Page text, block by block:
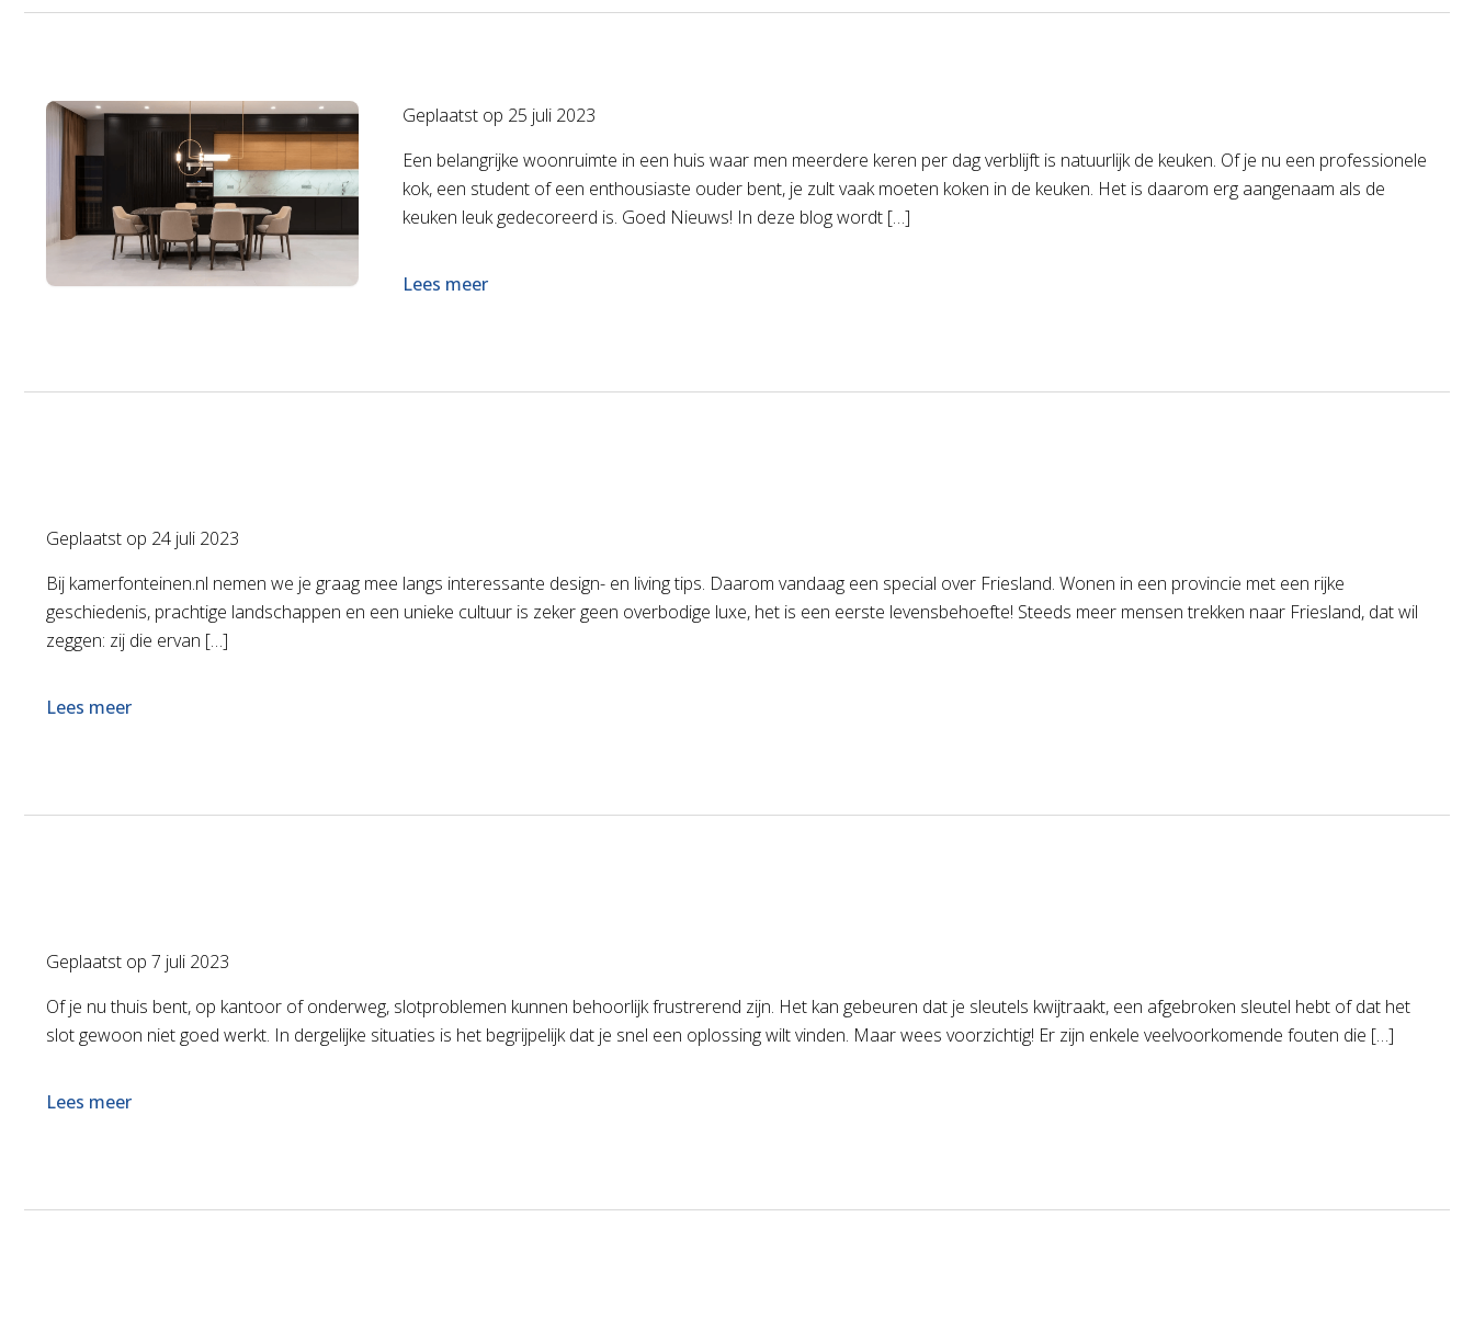
Geplaatst op 25 juli 2023
Een belangrijke woonruimte in een huis waar men meerdere keren per dag verblijft is natuurlijk de keuken. Of je nu een professionele
kok, een student of een enthousiaste ouder bent, je zult vaak moeten koken in de keuken. Het is daarom erg aangenaam als de
keuken leuk gedecoreerd is. Goed Nieuws! In deze blog wordt […]
Lees meer
Geplaatst op 24 juli 2023
Bij kamerfonteinen.nl nemen we je graag mee langs interessante design- en living tips. Daarom vandaag een special over Friesland. Wonen in een provincie met een rijke
geschiedenis, prachtige landschappen en een unieke cultuur is zeker geen overbodige luxe, het is een eerste levensbehoefte! Steeds meer mensen trekken naar Friesland, dat wil
zeggen: zij die ervan […]
Lees meer
Geplaatst op 7 juli 2023
Of je nu thuis bent, op kantoor of onderweg, slotproblemen kunnen behoorlijk frustrerend zijn. Het kan gebeuren dat je sleutels kwijtraakt, een afgebroken sleutel hebt of dat het
slot gewoon niet goed werkt. In dergelijke situaties is het begrijpelijk dat je snel een oplossing wilt vinden. Maar wees voorzichtig! Er zijn enkele veelvoorkomende fouten die […]
Lees meer